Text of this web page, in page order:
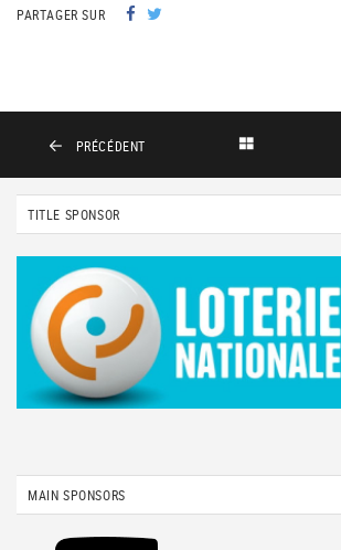
PARTAGER SUR
PRÉCÉDENT
TITLE SPONSOR
MAIN SPONSORS